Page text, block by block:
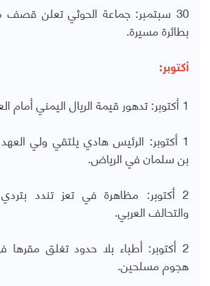
30 سبتمبر: جماعة الحوثي تعلن قصف
بطائرة مسيرة.
أكتوبر:
1 أكتوبر: تدهور قيمة الريال اليمني أمام العملات الأجنبية.
1 أكتوبر: الرئيس هادي يلتقي ولي
بن سلمان في الرياض.
2 أكتوبر: مظاهرة في تعز تندد
والتحالف العربي.
2 أكتوبر: أطباء بلا حدود تغلق
هجوم مسلحين.